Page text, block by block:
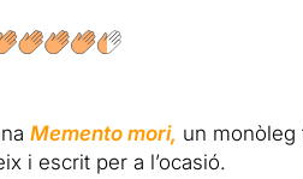
Memento mori, un monòleg
i escrit per a l’ocasió.